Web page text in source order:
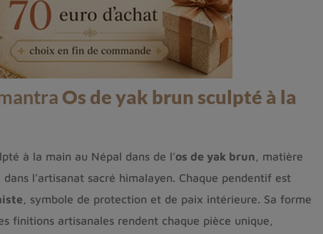
Os de yak brun sculpté à la
à la main au Népal dans de l’os de yak brun , matière
l’artisanat sacré himalayen. Chaque pendentif est
, symbole de protection et de paix intérieure. Sa forme
finitions artisanales rendent chaque pièce unique,